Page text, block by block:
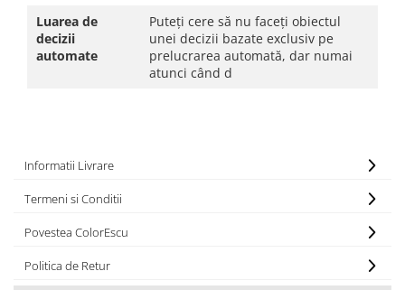
Luarea de
decizii
automate
Puteți cere să nu faceți obiectul
unei decizii bazate exclusiv pe
prelucrarea automată, dar numai
atunci când d
Informatii Livrare
Termeni si Conditii
Povestea ColorEscu
Politica de Retur